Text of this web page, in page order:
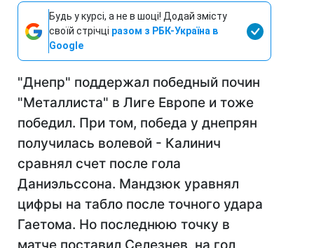
Будь у курсі, а не в шоці! Додай змісту
своїй стрічці разом з РБК-Україна в
Google
"Днепр" поддержал победный почин
"Металлиста" в Лиге Европе и тоже
победил. При том, победа у днепрян
получилась волевой - Калинич
сравнял счет после гола
Даниэльссона. Мандзюк уравнял
цифры на табло после точного удара
Гаетома. Но последнюю точку в